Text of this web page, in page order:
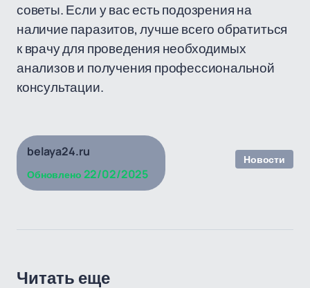
советы. Если у вас есть подозрения на
наличие паразитов, лучше всего обратиться
к врачу для проведения необходимых
анализов и получения профессиональной
консультации.
belaya24.ru
Обновлено 22/02/2025
Новости
Читать еще